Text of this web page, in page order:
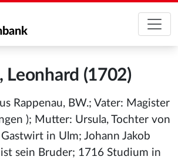
Leonhard (1702)
Rappenau, BW.; Vater: Magister
); Mutter: Ursula, Tochter von
in Ulm; Johann Jakob
sein Bruder; 1716 Studium in